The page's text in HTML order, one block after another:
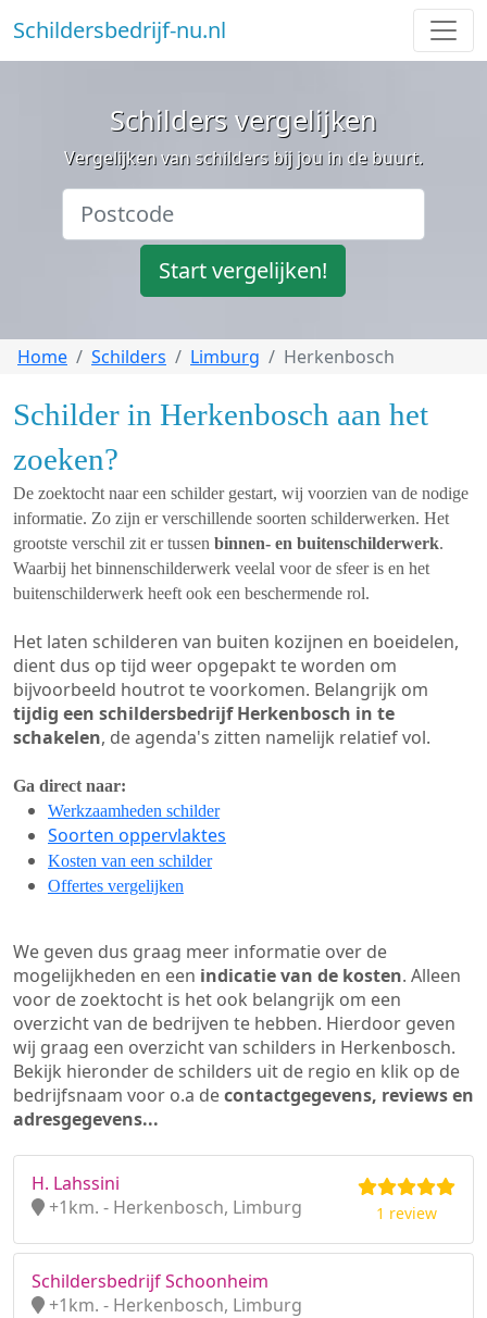
Schildersbedrijf-nu.nl
Schilders vergelijken
Vergelijken van schilders bij jou in de buurt.
Start vergelijken!
Home Schilders Limburg Herkenbosch
Schilder in Herkenbosch aan het
zoeken?
De zoektocht naar een schilder gestart, wij voorzien van de nodige
informatie. Zo zijn er verschillende soorten schilderwerken. Het
grootste verschil zit er tussen binnen- en buitenschilderwerk.
Waarbij het binnenschilderwerk veelal voor de sfeer is en het
buitenschilderwerk heeft ook een beschermende rol.
Het laten schilderen van buiten kozijnen en boeidelen,
dient dus op tijd weer opgepakt te worden om
bijvoorbeeld houtrot te voorkomen. Belangrijk om
tijdig een schildersbedrijf Herkenbosch in te
schakelen, de agenda's zitten namelijk relatief vol.
Ga direct naar:
Werkzaamheden schilder
Soorten oppervlaktes
Kosten van een schilder
Offertes vergelijken
We geven dus graag meer informatie over de
mogelijkheden en een indicatie van de kosten. Alleen
voor de zoektocht is het ook belangrijk om een
overzicht van de bedrijven te hebben. Hierdoor geven
wij graag een overzicht van schilders in Herkenbosch.
Bekijk hieronder de schilders uit de regio en klik op de
bedrijfsnaam voor o.a decontactgegevens, reviews en
adresgegevens...
H. Lahssini
+1km. - Herkenbosch, Limburg
1 review
Schildersbedrijf Schoonheim
+1km. - Herkenbosch, Limburg